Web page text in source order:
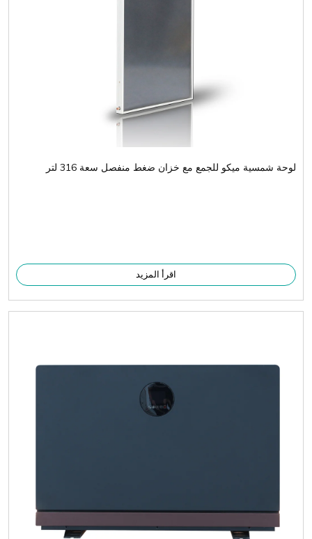
لوحة شمسية ميكو للجمع مع خزان ضغط منفصل سعة 316 لتر
اقرأ المزيد